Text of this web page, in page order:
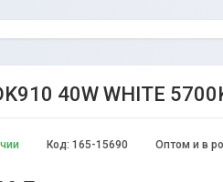
40W WHITE
Оптом и в
Код: 165-15690